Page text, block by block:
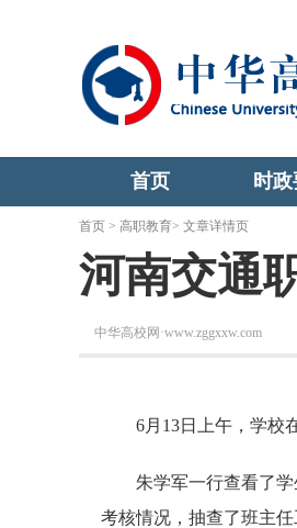
首页 时政
首页 > 高职教育> 文章详情页
河南交通
中华高校网·www.zggxxw.com
6月13日上午，学校在
朱学军一行查看了学
考核情况，抽查了班主任